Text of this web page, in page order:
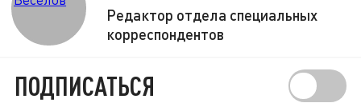
Редактор отдела специальных
корреспондентов
ПОДПИСАТЬСЯ